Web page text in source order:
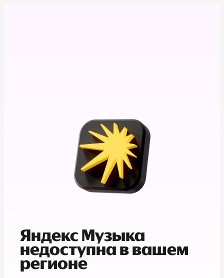
Яндекс Музыка
недоступна в вашем
регионе